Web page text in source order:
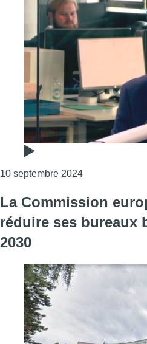
10 septembre 2024Consulter
La Commission
réduire ses bureaux
2030